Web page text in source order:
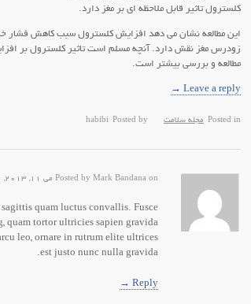
کلسترول تاثیر قابل ملاحظه ای بر مغز دارد.
این مطالعه نشان می دهد افزایش کلسترول سبب کاهش فشار
زودرس مغز نقش دارد. آنچه مسلم است تاثیر کلسترول بر
مطالعه و بررسی بیشتر است.
Leave a reply →
Posted in مجله سلامت Posted by
habibi
Posted by Mark Bandana on می 11, 2013, 12:40 ب.ظ
quam luctus convallis. Fusce
quam tortor ultricies sapien gravida
leo, ornare in rutrum elite ultrices
est justo nunc nulla gravida.
Reply →